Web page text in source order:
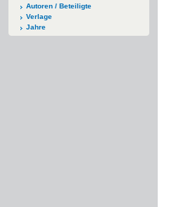
Autoren / Beteiligte
Verlage
Jahre